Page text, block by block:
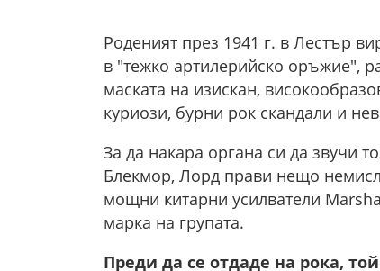
Роденият през 1941 г. в Лестър
в "тежко артилерийско оръжие",
маската на изискан,
куриози, бурни рок скандали и
За да накара органа си да звучи
Блекмор, Лорд прави нещо
мощни китарни усилватели
марка на групата.
Преди да се отдаде на рока,